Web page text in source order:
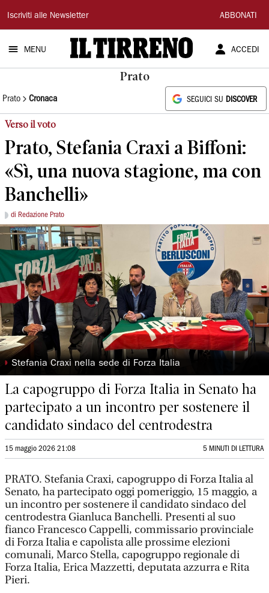
Il
Tirreno
Iscriviti alle Newsletter ABBONATI
MENU ACCEDI
Prato
Prato Cronaca SEGUICI SU DISCOVER
Verso il voto
Prato, Stefania Craxi a Biffoni:
«Sì, una nuova stagione, ma con
Banchelli»
di Redazione Prato
◗ Stefania Craxi nella sede di Forza Italia
La capogruppo di Forza Italia in Senato ha
partecipato a un incontro per sostenere il
candidato sindaco del centrodestra
15 maggio 2026 21:08 5 MINUTI DI LETTURA
PRATO. Stefania Craxi, capogruppo di Forza Italia al
Senato, ha partecipato oggi pomeriggio, 15 maggio, a
un incontro per sostenere il candidato sindaco del
centrodestra Gianluca Banchelli. Presenti al suo
fianco Francesco Cappelli, commissario provinciale
di Forza Italia e capolista alle prossime elezioni
comunali, Marco Stella, capogruppo regionale di
Forza Italia, Erica Mazzetti, deputata azzurra e Rita
Pieri.